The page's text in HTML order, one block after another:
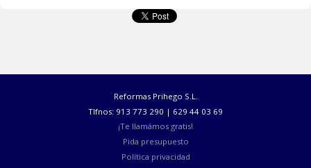
- Cubrición de teja cerámica curva o plana en tejados.